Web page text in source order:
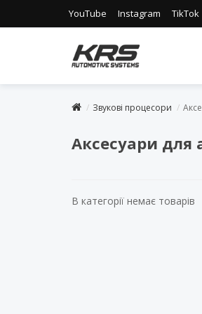
YouTube Instagram TikTok
Звукові процесори
Аксесуари для
В категорії немає товарів